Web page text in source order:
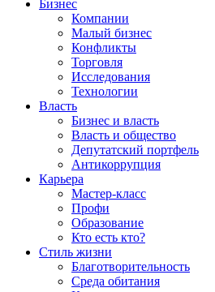
Бизнес
Компании
Малый бизнес
Конфликты
Торговля
Исследования
Технологии
Власть
Бизнес и власть
Власть и общество
Депутатский портфель
Антикоррупция
Карьера
Мастер-класс
Профи
Образование
Кто есть кто?
Стиль жизни
Благотворительность
Среда обитания